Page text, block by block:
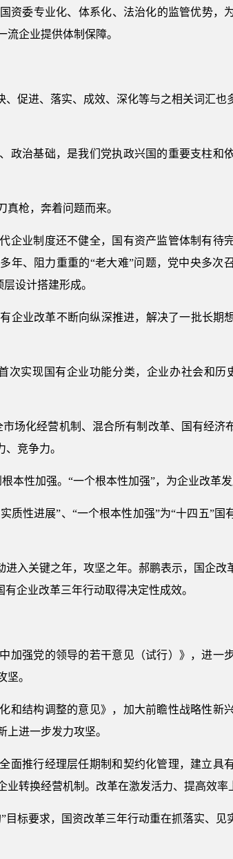
资委专业化、体系化、法治化的监管优势，
企业提供体制保障。
促进、落实、成效、深化等与之相关词汇也
政治基础，是我们党执政兴国的重要支柱和
枪，奔着问题而来。
企业制度还不健全，国有资产监管体制有待
、阻力重重的“老大难”问题，党中央多次
设计搭建形成。
企业改革不断向纵深推进，解决了一批长期
次实现国有企业功能分类，企业办社会和历
场化经营机制、混合所有制改革、国有经济
竞争力。
本性加强。“一个根本性加强”，为企业改革发
质性进展”、“一个根本性加强”为“十四五”
进入关键之年，攻坚之年。郝鹏表示，国企
企业改革三年行动取得决定性成效。
加强党的领导的若干意见（试行）》，进一
。
和结构调整的意见》，加大前瞻性战略性新
进一步发力攻坚。
面推行经理层任期制和契约化管理，建立具
转换经营机制。改革在激发活力、提高效率
目标要求，国资改革三年行动重在抓落实、